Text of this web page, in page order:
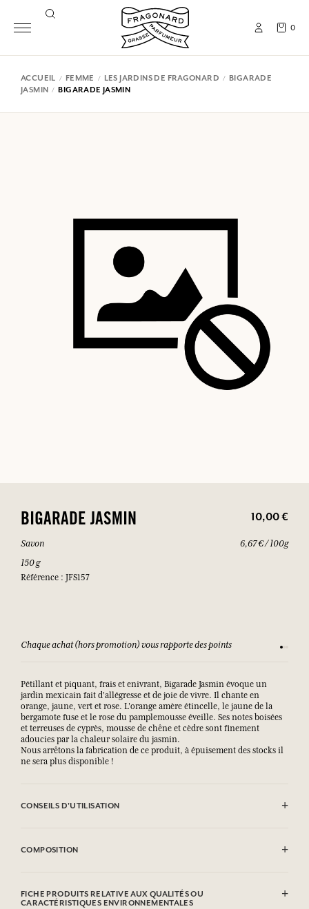
0
ACCUEIL FEMME LES JARDINS DE FRAGONARD
BIGARADE
JASMIN
BIGARADE JASMIN
BIGARADE JASMIN 10,00 €
Savon
150 g
Référence : JFS157
6,67 € / 100g
Chaque achat (hors promotion) vous rapporte des points
Pétillant et piquant, frais et enivrant, Bigarade Jasmin évoque un
jardin mexicain fait d'allégresse et de joie de vivre. Il chante en
orange, jaune, vert et rose. L'orange amère étincelle, le jaune de la
bergamote fuse et le rose du pamplemousse éveille. Ses notes boisées
et terreuses de cyprès, mousse de chêne et cèdre sont finement
adoucies par la chaleur solaire du jasmin.
Nous arrêtons la fabrication de ce produit, à épuisement des stocks il
ne sera plus disponible !
CONSEILS D'UTILISATION
COMPOSITION
(Fragrance), Palm Kernel Acid, Limonene, Glycerin, Argania Spinosa
Kernel Oil*, Rosmarinus Officinalis (Rosemary) Leaf Extract,
FICHE PRODUITS RELATIVE AUX QUALITÉS OU
CARACTÉRISTIQUES ENVIRONNEMENTALES